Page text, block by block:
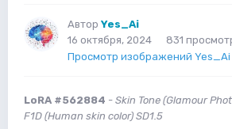
Автор Yes_Ai
16 октября, 2024
831
Просмотр изображений Yes_Ai
LoRA #562884 - Skin Tone (Glamour
F1D (Human skin color) SD1.5